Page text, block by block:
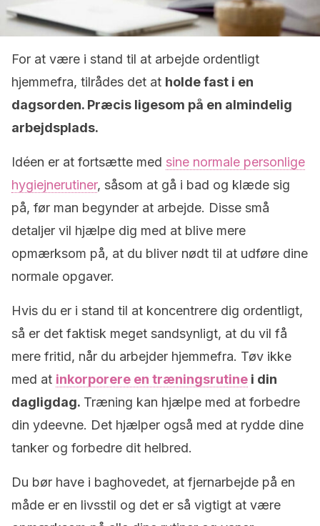
For at være i stand til at arbejde ordentligt
hjemmefra, tilrådes det at holde fast i en
dagsorden. Præcis ligesom på en almindelig
arbejdsplads.
Idéen er at fortsætte med sine normale personlige
hygiejnerutiner, såsom at gå i bad og klæde sig
på, før man begynder at arbejde. Disse små
detaljer vil hjælpe dig med at blive mere
opmærksom på, at du bliver nødt til at udføre dine
normale opgaver.
Hvis du er i stand til at koncentrere dig ordentligt,
så er det faktisk meget sandsynligt, at du vil få
mere fritid, når du arbejder hjemmefra. Tøv ikke
med at inkorporere en træningsrutine i din
dagligdag. Træning kan hjælpe med at forbedre
din ydeevne. Det hjælper også med at rydde dine
tanker og forbedre dit helbred.
Du bør have i baghovedet, at fjernarbejde på en
måde er en livsstil og det er så vigtigt at være